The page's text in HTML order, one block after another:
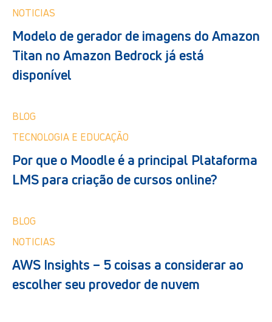
NOTICIAS
Modelo de gerador de imagens do Amazon
Titan no Amazon Bedrock já está
disponível
BLOG
TECNOLOGIA E EDUCAÇÃO
Por que o Moodle é a principal Plataforma
LMS para criação de cursos online?
BLOG
NOTICIAS
AWS Insights – 5 coisas a considerar ao
escolher seu provedor de nuvem